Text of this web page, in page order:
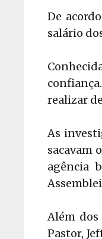
De
salário
realizar
As
sacavam
agência
Além
Pastor,